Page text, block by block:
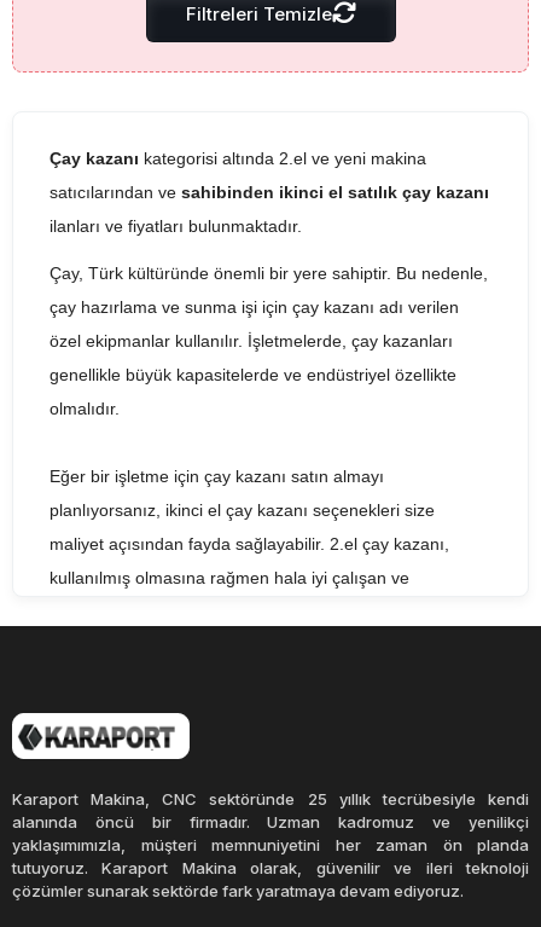
Filtreleri Temizle
Çay kazanı kategorisi altında 2.el ve yeni makina
satıcılarından ve sahibinden ikinci el satılık çay kazanı
ilanları ve fiyatları bulunmaktadır.
Çay, Türk kültüründe önemli bir yere sahiptir. Bu nedenle,
çay hazırlama ve sunma işi için çay kazanı adı verilen
özel ekipmanlar kullanılır. İşletmelerde, çay kazanları
genellikle büyük kapasitelerde ve endüstriyel özellikte
olmalıdır.
Eğer bir işletme için çay kazanı satın almayı
planlıyorsanız, ikinci el çay kazanı seçenekleri size
maliyet açısından fayda sağlayabilir. 2.el çay kazanı,
kullanılmış olmasına rağmen hala iyi çalışan ve
2nd hand tea boiler veya used tea boiler olarak
maliyetle kaliteli bir ekipman sağlayabilir. Kullanılmış
ekipmanlar için dikkat edilmesi gereken nokta, ürünün
durumunun iyi olması ve işletmenizin ihtiyacına uygun
Karaport Makina, CNC sektöründe 25 yıllık tecrübesiyle kendi
alanında öncü bir firmadır. Uzman kadromuz ve yenilikçi
yaklaşımımızla, müşteri memnuniyetini her zaman ön planda
tutuyoruz. Karaport Makina olarak, güvenilir ve ileri teknoloji
çözümler sunarak sektörde fark yaratmaya devam ediyoruz.